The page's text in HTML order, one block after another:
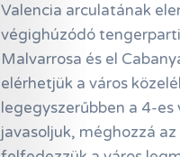
Valencia arculatának
végighúzódó
Malvarrosa és el
elérhetjük a város
legegyszerűbben a 4-
javasoljuk, méghozzá